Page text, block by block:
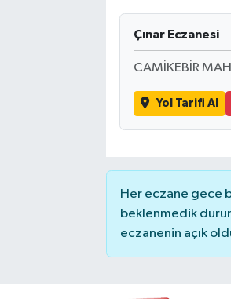
Çınar Eczanesi
CAMİKEBİR
Yol Tarifi Al
Her eczane gece
beklenmedik
eczanenin açık